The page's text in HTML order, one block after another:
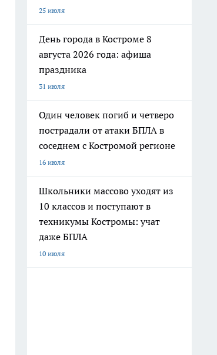
25 июля
День города в Костроме 8
августа 2026 года: афиша
праздника
31 июля
Один человек погиб и четверо
пострадали от атаки БПЛА в
соседнем с Костромой регионе
16 июля
Школьники массово уходят из
10 классов и поступают в
техникумы Костромы: учат
даже БПЛА
10 июля